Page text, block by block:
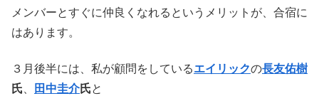
メンバーとすぐに仲良くなれるというメリットが、合宿に
はあります。
３月後半には、私が顧問をしているエイリックの長友佑樹
氏
田中圭介氏と